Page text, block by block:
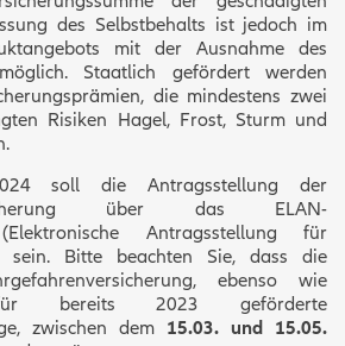
des Selbstbehalts ist jedoch im
mit der Ausnahme des
Staatlich gefördert werden
die mindestens zwei
Risiken Hagel, Frost, Sturm und
soll die Antragsstellung der
über das ELAN-
Antragsstellung für
sein. Bitte beachten Sie, dass die
ebenso wie
für bereits 2023 geförderte
zwischen dem 15.03. und 15.05.